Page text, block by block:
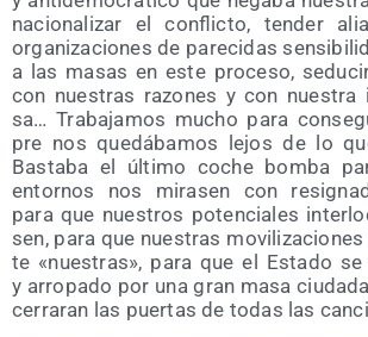
na­cio­na­li­zar el con­flic­to, ten­der
orga­ni­za­cio­nes de pare­ci­das
a las masas en este pro­ce­so,
con nues­tras razo­nes y con
sa… Tra­ba­ja­mos mucho para
pre nos que­dá­ba­mos lejos de lo
Bas­ta­ba el últi­mo coche bom­ba
entor­nos nos mira­sen con
para que nues­tros poten­cia­les
sen, para que nues­tras
te «nues­tras», para que el Esta­do
y arro­pa­do por una gran masa
cerra­ran las puer­tas de todas las